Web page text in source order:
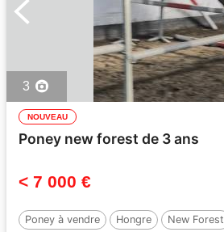
3
NOUVEAU
Poney new forest de 3 ans
< 7 000 €
Poney à vendre Hongre New Forest